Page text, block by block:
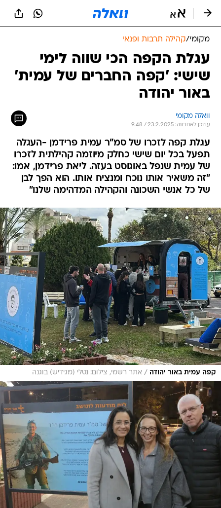
מקומי/קהילה תרבות ופנאי
עגלת הקפה הכי שווה לימי
שישי: 'קפה החברים של עמית'
באור יהודה
וואלה מקומי
עודכן לאחרונה: 23.2.2025 / 9:48
עגלת קפה לזכרו של סמ"ר עמית פרידמן -העגלה
תפעל בכל יום שישי כחלק מיוזמה קהילתית לזכרו
של עמית שנפל באוגוסט בעזה. ליאת פרידמן, אמו:
"זה משאיר אותו נוכח ומנציח אותו. הוא הפך לבן
של כל אנשי השכונה והקהילה המדהימה שלנו"
קפה עמית באור יהודה / אתר רשמי, צילום: נטלי (מגידיש) בוגנה